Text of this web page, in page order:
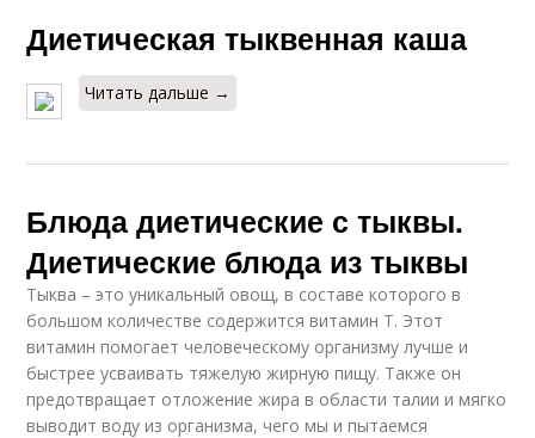
Диетическая тыквенная каша
Читать дальше →
Блюда диетические с тыквы.
Диетические блюда из тыквы
Тыква – это уникальный овощ, в составе которого в
большом количестве содержится витамин Т. Этот
витамин помогает человеческому организму лучше и
быстрее усваивать тяжелую жирную пищу. Также он
предотвращает отложение жира в области талии и мягко
выводит воду из организма, чего мы и пытаемся